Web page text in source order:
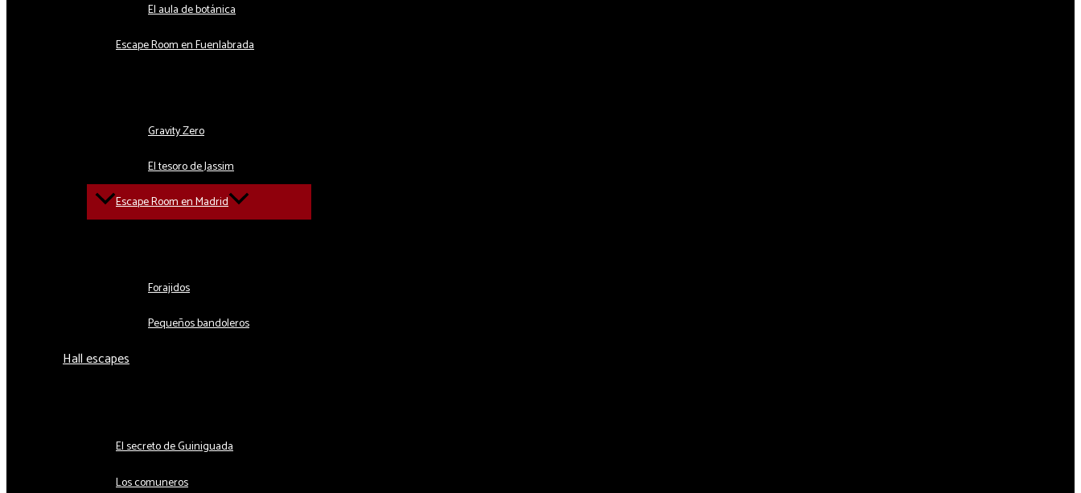
El aula de botánica
Escape Room en Fuenlabrada
Gravity Zero
El tesoro de Jassim
Escape Room en Madrid
Forajidos
Pequeños bandoleros
Hall escapes
El secreto de Guiniguada
Los comuneros